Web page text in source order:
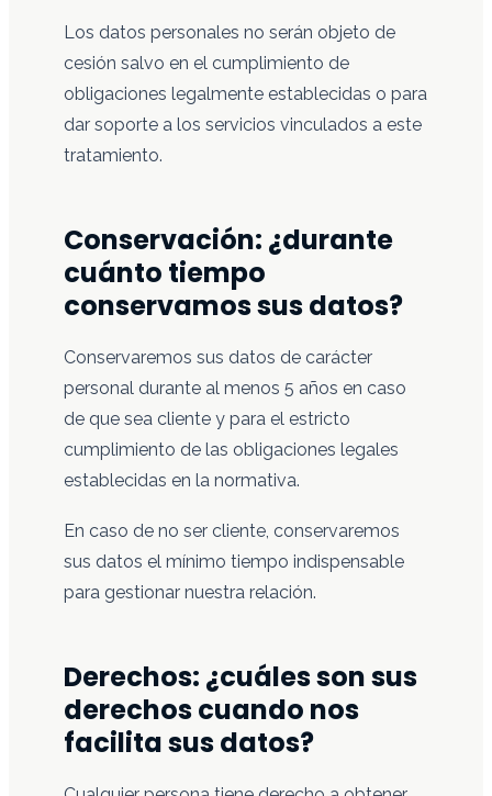
Los datos personales no serán objeto de
cesión salvo en el cumplimiento de
obligaciones legalmente establecidas o para
dar soporte a los servicios vinculados a este
tratamiento.
Conservación: ¿durante
cuánto tiempo
conservamos sus datos?
Conservaremos sus datos de carácter
personal durante al menos 5 años en caso
de que sea cliente y para el estricto
cumplimiento de las obligaciones legales
establecidas en la normativa.
En caso de no ser cliente, conservaremos
sus datos el mínimo tiempo indispensable
para gestionar nuestra relación.
Derechos: ¿cuáles son sus
derechos cuando nos
facilita sus datos?